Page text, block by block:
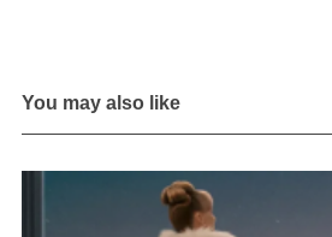
You may also like